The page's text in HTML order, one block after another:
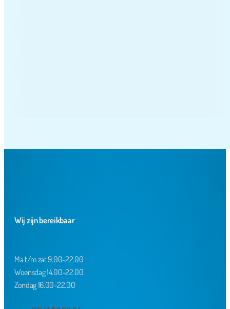
Wij zijn bereikbaar
Ma t/m zat 9.00-22.00
Woensdag 14.00-22.00
Zondag 16.00-22.00